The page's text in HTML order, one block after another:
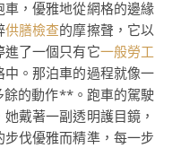
，優雅地從網格的邊緣
供膳檢查的摩擦聲，它以
了一個只有它一般勞工
。那泊車的過程就像一
餘的動作**。跑車的駕駛
戴著一副透明護目鏡，
伐優雅而精準，每一步